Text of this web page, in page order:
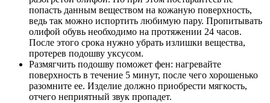
попасть данным веществом на кожаную поверхность,
ведь так можно испортить любимую пару. Пропитывать
олифой обувь необходимо на протяжении 24 часов.
После этого срока нужно убрать излишки вещества,
протерев подошву уксусом.
Размягчить подошву поможет фен: нагревайте
поверхность в течение 5 минут, после чего хорошенько
разомните ее. Изделие должно приобрести мягкость,
отчего неприятный звук пропадет.